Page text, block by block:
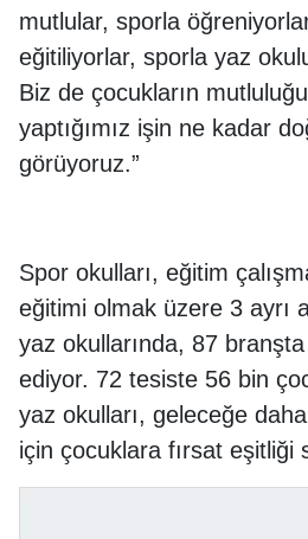
mutlular, sporla
eğitiliyorlar, sporla yaz
Biz de çocukların
yaptığımız işin ne kadar
görüyoruz.”
Spor okulları, eğitim
eğitimi olmak üzere 3 ayrı
yaz okullarında, 87
ediyor. 72 tesiste 56 bin
yaz okulları, geleceğe
için çocuklara fırsat eşitliği